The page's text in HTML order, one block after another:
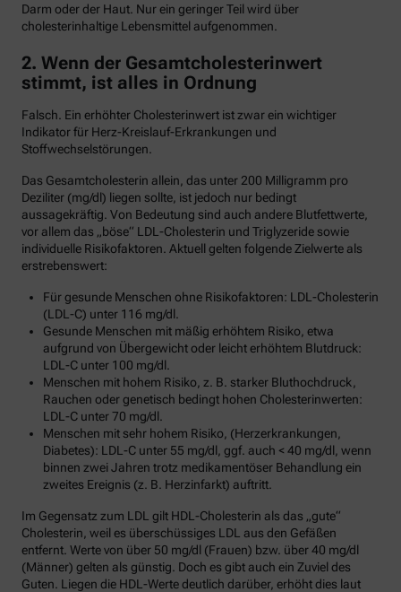
Darm oder der Haut. Nur ein geringer Teil wird über
cholesterinhaltige Lebensmittel aufgenommen.
2. Wenn der Gesamtcholesterinwert
stimmt, ist alles in Ordnung
Falsch. Ein erhöhter Cholesterinwert ist zwar ein wichtiger
Indikator für Herz-Kreislauf-Erkrankungen und
Stoffwechselstörungen.
Das Gesamtcholesterin allein, das unter 200 Milligramm pro
Deziliter (mg/dl) liegen sollte, ist jedoch nur bedingt
aussagekräftig. Von Bedeutung sind auch andere Blutfettwerte,
vor allem das „böse“ LDL-Cholesterin und Triglyzeride sowie
individuelle Risikofaktoren. Aktuell gelten folgende Zielwerte als
erstrebenswert:
Für gesunde Menschen ohne Risikofaktoren: LDL-Cholesterin
(LDL-C) unter 116 mg/dl.
Gesunde Menschen mit mäßig erhöhtem Risiko, etwa
aufgrund von Übergewicht oder leicht erhöhtem Blutdruck:
LDL-C unter 100 mg/dl.
Menschen mit hohem Risiko, z. B. starker Bluthochdruck,
Rauchen oder genetisch bedingt hohen Cholesterinwerten:
LDL-C unter 70 mg/dl.
Menschen mit sehr hohem Risiko, (Herzerkrankungen,
Diabetes): LDL-C unter 55 mg/dl, ggf. auch < 40 mg/dl, wenn
binnen zwei Jahren trotz medikamentöser Behandlung ein
zweites Ereignis (z. B. Herzinfarkt) auftritt.
Im Gegensatz zum LDL gilt HDL-Cholesterin als das „gute“
Cholesterin, weil es überschüssiges LDL aus den Gefäßen
entfernt. Werte von über 50 mg/dl (Frauen) bzw. über 40 mg/dl
(Männer) gelten als günstig. Doch es gibt auch ein Zuviel des
Guten. Liegen die HDL-Werte deutlich darüber, erhöht dies laut